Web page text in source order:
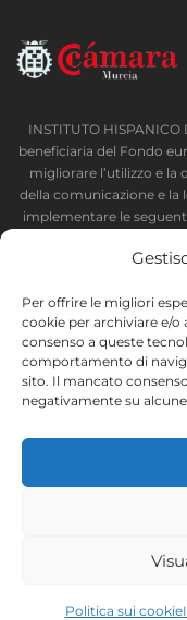
Per offrire le migliori
cookie per archiviare e/o
consenso a queste
comportamento di
sito. Il mancato
negativamente su
Politica sui cookie
INSTITUTO
beneficiaria del Fondo
migliorare l’utilizzo e la
della comunicazione e la
implementare le
scopo, la società è
Avviso legale